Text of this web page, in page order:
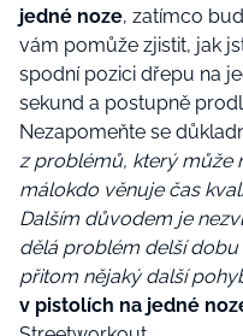
jedné noze, zatímco
vám pomůže zjistit, jak
spodní pozici dřepu na
sekund a postupně
Nezapomeňte se
z problémů, který může
málokdo věnuje čas
Dalším důvodem je
dělá problém delší dobu
přitom nějaký další
v pistolích na jedné